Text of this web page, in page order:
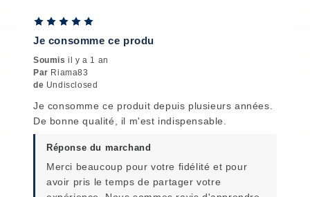
Je consomme ce produ
Soumisil y a 1 an
Par Riama83
de Undisclosed
Je consomme ce produit depuis plusieurs années.
De bonne qualité, il m'est indispensable.
Réponse du marchand
Merci beaucoup pour votre fidélité et pour
avoir pris le temps de partager votre